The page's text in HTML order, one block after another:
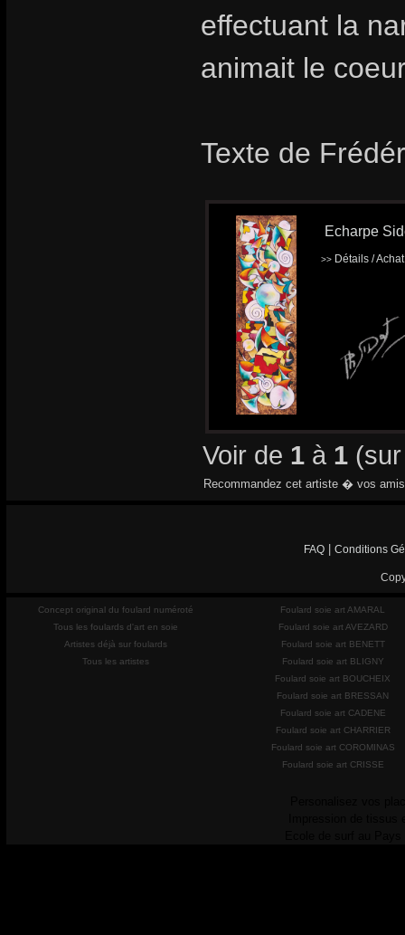
effectuant la
animait le
Texte de
Echarpe
>> Détails /
Voir de 1 à 1
Recommandez cet artiste � vos
FAQ Conditions
Concept original du foulard numéroté
Tous les foulards d'art en soie
Artistes déjà sur foulards
Tous les artistes
Foulard soie art AMARAL
Foulard soie art AVEZARD
Foulard soie art BENETT
Foulard soie art BLIGNY
Foulard soie art BOUCHEIX
Foulard soie art BRESSAN
Foulard soie art CADENE
Foulard soie art CHARRIER
Foulard soie art COROMINAS
Foulard soie art CRISSE